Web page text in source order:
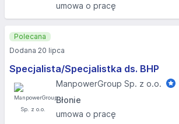
umowa o pracę
Specjalista/Specjalistka ds. BHP
ManpowerGroup Sp. z o.o.
Błonie
umowa o pracę
Polecana
Dodana 20 lipca